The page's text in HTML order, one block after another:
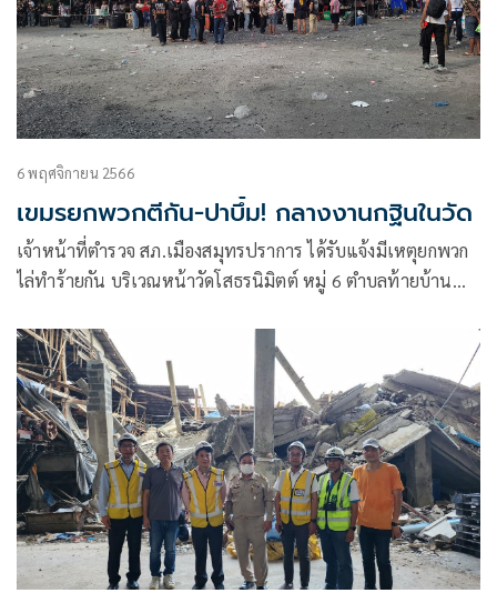
6 พฤศจิกายน 2566
เขมรยกพวกตีกัน-ปาบึ้ม! กลางงานกฐินในวัด
เจ้าหน้าที่ตำรวจ สภ.เมืองสมุทรปราการ ได้รับแจ้งมีเหตุยกพวก
ไล่ทำร้ายกัน บริเวณหน้าวัดโสธรนิมิตต์ หมู่ 6 ตำบลท้ายบ้าน